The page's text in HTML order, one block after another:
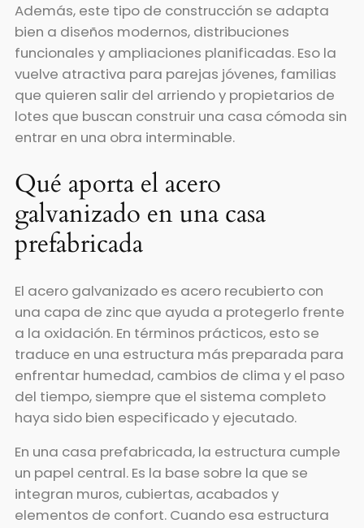
Además, este tipo de construcción se adapta
bien a diseños modernos, distribuciones
funcionales y ampliaciones planificadas. Eso la
vuelve atractiva para parejas jóvenes, familias
que quieren salir del arriendo y propietarios de
lotes que buscan construir una casa cómoda sin
entrar en una obra interminable.
Qué aporta el acero
galvanizado en una casa
prefabricada
El acero galvanizado es acero recubierto con
una capa de zinc que ayuda a protegerlo frente
a la oxidación. En términos prácticos, esto se
traduce en una estructura más preparada para
enfrentar humedad, cambios de clima y el paso
del tiempo, siempre que el sistema completo
haya sido bien especificado y ejecutado.
En una casa prefabricada, la estructura cumple
un papel central. Es la base sobre la que se
integran muros, cubiertas, acabados y
elementos de confort. Cuando esa estructura